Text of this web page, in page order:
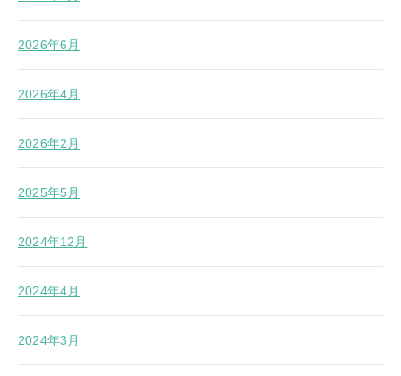
2026年6月
2026年4月
2026年2月
2025年5月
2024年12月
2024年4月
2024年3月